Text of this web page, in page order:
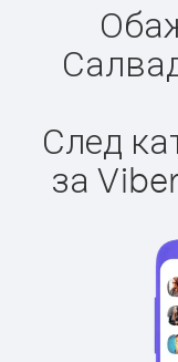
След
за